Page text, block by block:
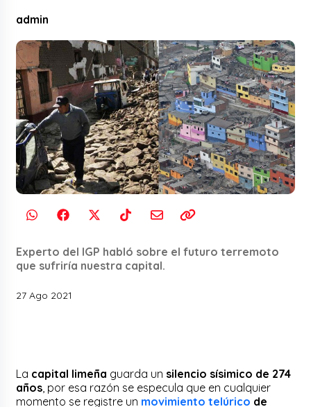
admin
Experto del IGP habló sobre el futuro terremoto
que sufriría nuestra capital.
27 Ago 2021
La capital limeña guarda un silencio sísimico de 274
años , por esa razón se especula que en cualquier
momento se registre un movimiento telúrico de